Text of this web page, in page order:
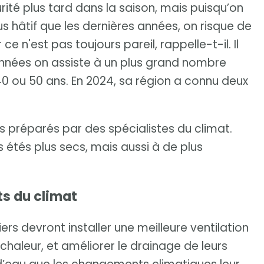
plus tard dans la saison, mais puisqu’on
hâtif que les dernières années, on risque de
n'est pas toujours pareil, rappelle-t-il. Il
on assiste à un plus grand nombre
50 ans. En 2024, sa région a connu deux
par des spécialistes du climat.
plus secs, mais aussi à de plus
du climat
devront installer une meilleure ventilation
et améliorer le drainage de leurs